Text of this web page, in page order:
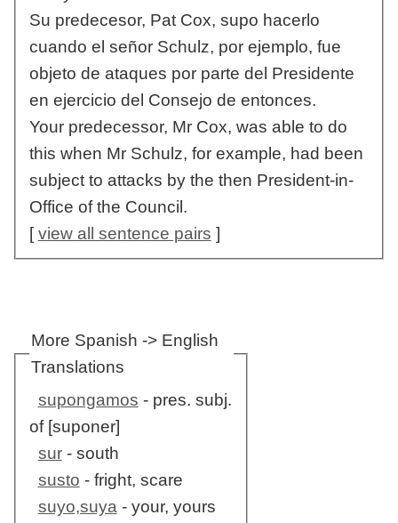
Su predecesor, Pat Cox, supo hacerlo
cuando el señor Schulz, por ejemplo, fue
objeto de ataques por parte del Presidente
en ejercicio del Consejo de entonces.
Your predecessor, Mr Cox, was able to do
this when Mr Schulz, for example, had been
subject to attacks by the then President-in-
Office of the Council.
[view all sentence pairs ]
More Spanish -> English
Translations
supongamos - pres. subj.
of [suponer]
sur- south
susto - fright, scare
suyo,suya - your, yours